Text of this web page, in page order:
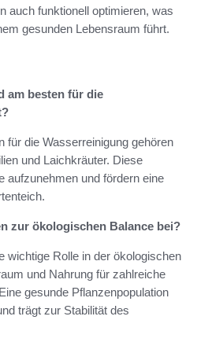
auch funktionell optimieren, was
gesunden Lebensraum führt.
am besten für die
für die Wasserreinigung gehören
und Laichkräuter. Diese
aufzunehmen und fördern eine
zur ökologischen Balance bei?
wichtige Rolle in der ökologischen
und Nahrung für zahlreiche
gesunde Pflanzenpopulation
trägt zur Stabilität des